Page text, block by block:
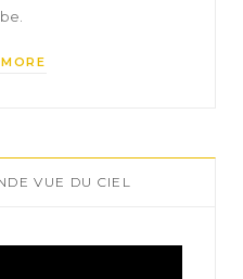
VUE DU CIEL